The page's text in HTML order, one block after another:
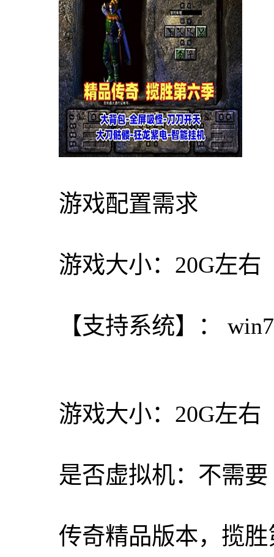
游戏配置需求
游戏大小：20G左右
【支持系统】：
游戏大小：20G左右
是否虚拟机：不需要
传奇精品版本，揽